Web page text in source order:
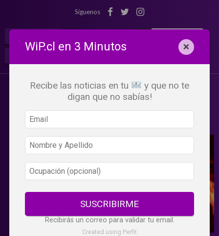
Síguenos
WiP.cl en 3 Minutos ×
Recibe las noticias en tu
y que no te
digan que no sabías!
SUSCRIBIRME
Recibirás un correo para validar tu email.
Created using Perfit